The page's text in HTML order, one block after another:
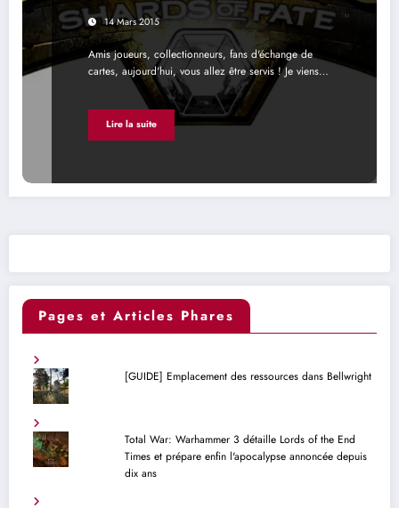
14 Mars 2015
Amis joueurs, collectionneurs, fans d'échange de
cartes, aujourd'hui, vous allez être servis ! Je viens…
Lire la suite
Pages et Articles Phares
[GUIDE] Emplacement des ressources dans Bellwright
Total War: Warhammer 3 détaille Lords of the End
Times et prépare enfin l'apocalypse annoncée depuis
dix ans